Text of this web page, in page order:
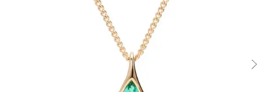
#ダイヤモンド ネックレス #eギフト